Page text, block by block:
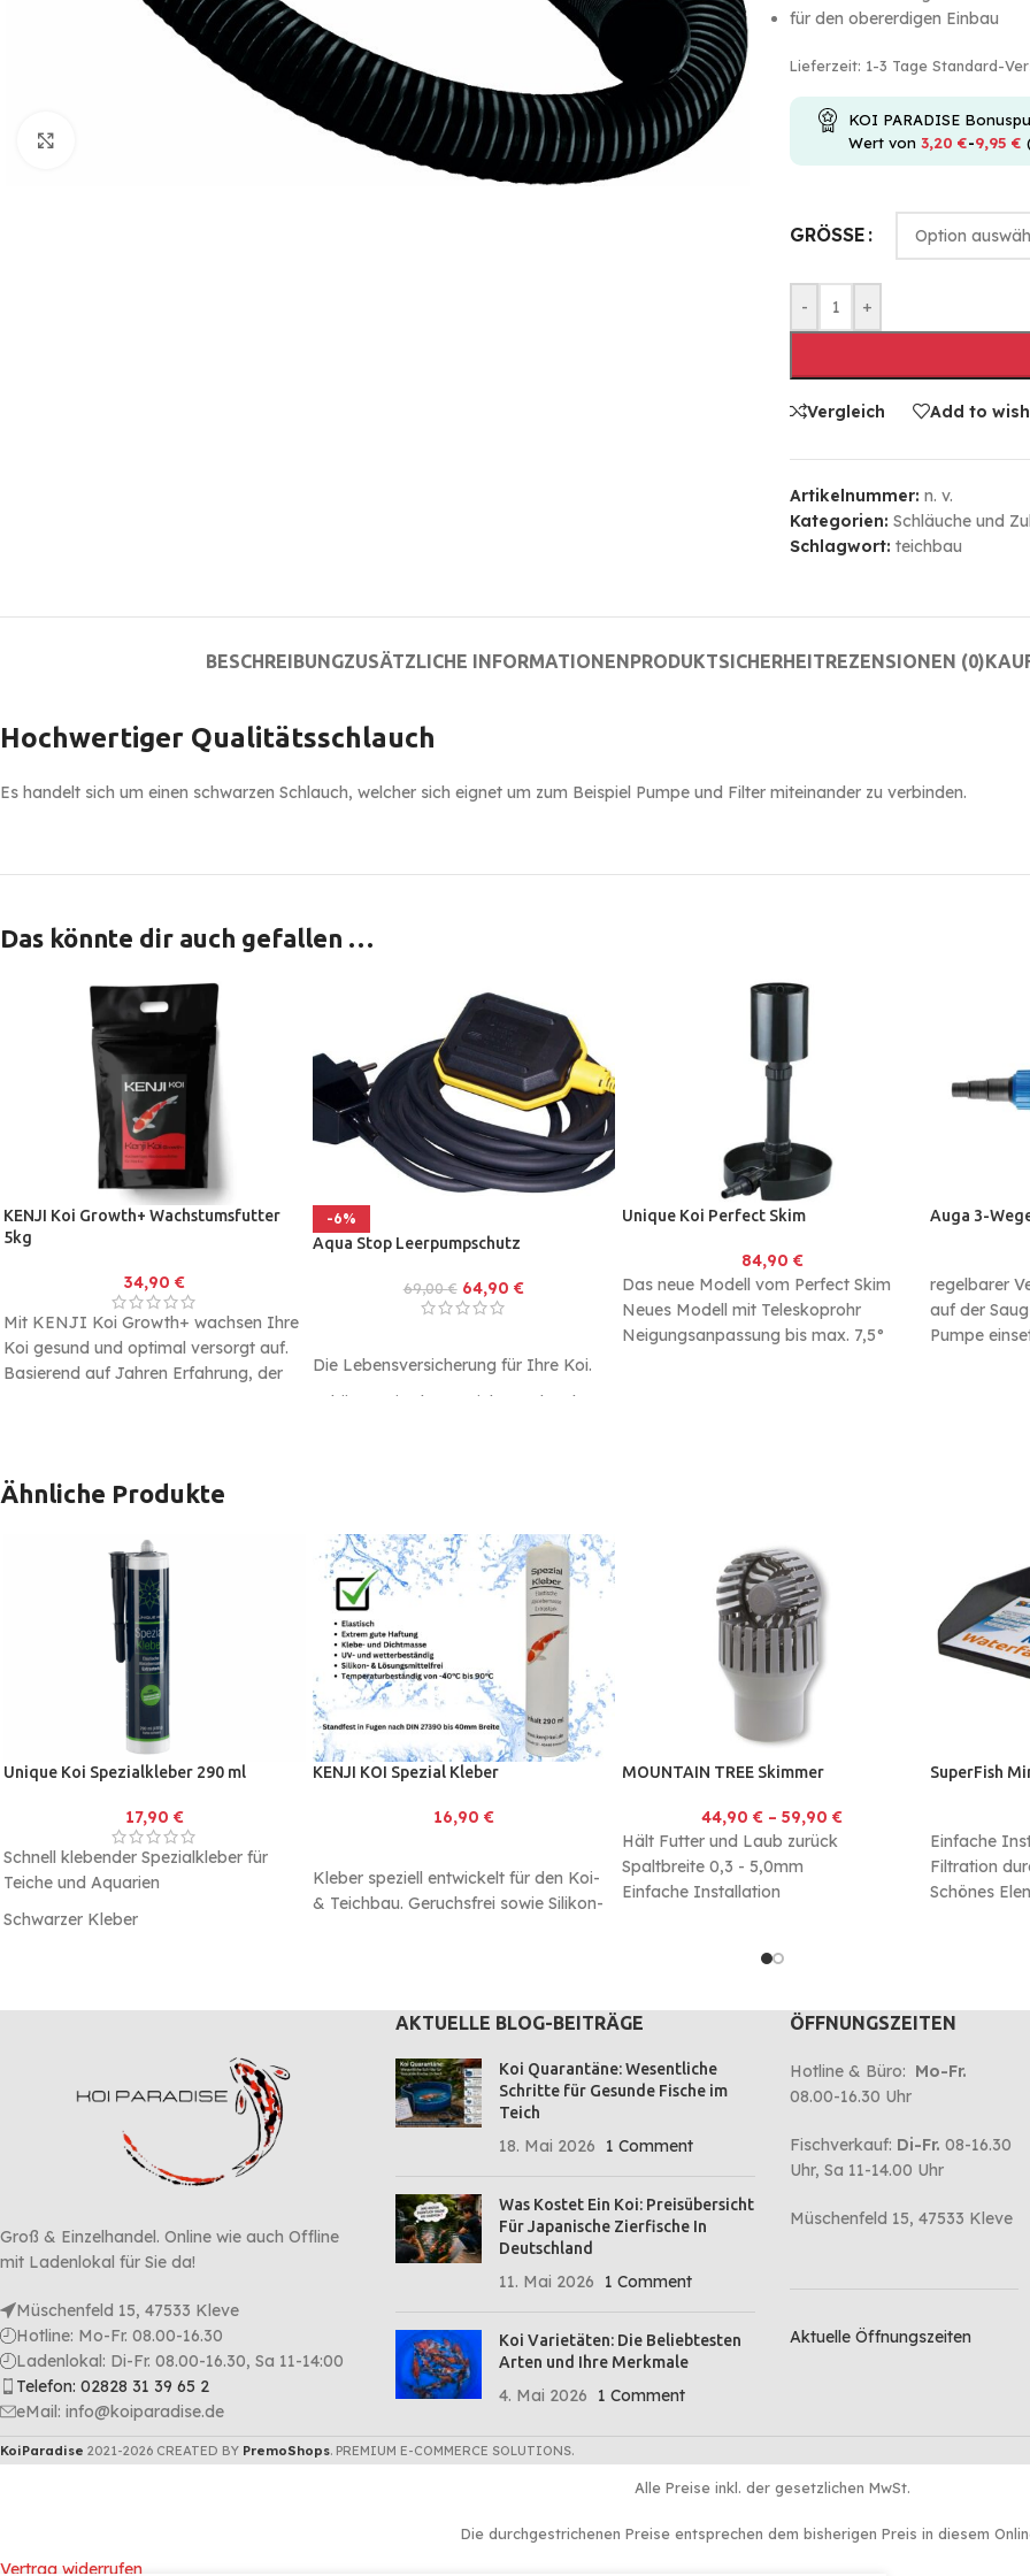
für den obererdigen Einbau
Lieferzeit: 1-3 Tage Standard-
KOI PARADISE
Wert von 3,20 €-9,95 €
GRÖSSE
- +
Vergleich Add to
Artikelnummer: n. v.
Kategorien: Schläuche und
Schlagwort: teichbau
BESCHREIBUNGZUSÄTZLICHE INFORMATIONENPRODUKTSICHERHEITREZENSIONEN (0)
Hochwertiger Qualitätsschlauch
Es handelt sich um einen schwarzen Schlauch, welcher sich eignet um zum Beispiel Pumpe und Filter miteinander zu verbinden.
Das könnte dir auch gefallen …
KENJI Koi Growth+ Wachstumsfutter
5kg
34,90 €
Mit KENJI Koi Growth+ wachsen Ihre
Koi gesund und optimal versorgt auf.
Basierend auf Jahren Erfahrung, der
Es handelt sich um ein Komplettfutter
ausgewogenes
Protein-/Energie-Verhältnis zu
fördern, dies sorgt neben einem
optimalen Wachstum auch für eine
optimale Muskelbildung des
-6%
Aqua Stop Leerpumpschutz
69,00€ 64,90 €
Die Lebensversicherung für Ihre Koi.
Schützen Sie Ihren Teich vor dem leer
Unique Koi Perfect Skim
84,90 €
Das neue Modell vom Perfect Skim
Neues Modell mit Teleskoprohr
Neigungsanpassung bis max. 7,5°
Auga 3-
regelbarer
auf der
Pumpe
Ähnliche Produkte
Unique Koi Spezialkleber 290 ml
17,90 €
Schnell klebender Spezialkleber für
Teiche und Aquarien
Schwarzer Kleber
Handelsübliche "Silikonpresse".
KENJI KOI Spezial Kleber
16,90 €
Kleber speziell entwickelt für den Koi-
& Teichbau. Geruchsfrei sowie Silikon-
MOUNTAIN TREE Skimmer
44,90€ –59,90€
Hält Futter und Laub zurück
Spaltbreite 0,3 - 5,0mm
Einfache Installation
SuperFish
Einfache
Filtration
Schönes
Groß & Einzelhandel. Online wie auch Offline
mit Ladenlokal für Sie da!
Müschenfeld 15, 47533 Kleve
Hotline: Mo-Fr. 08.00-16.30
Ladenlokal: Di-Fr. 08.00-16.30, Sa 11-14:00
Telefon: 02828 31 39 65 2
eMail: info@koiparadise.de
AKTUELLE BLOG-BEITRÄGE
Koi Quarantäne: Wesentliche
Schritte für Gesunde Fische im
Teich
18. Mai 2026 1 Comment
Was Kostet Ein Koi: Preisübersicht
Für Japanische Zierfische In
Deutschland
11. Mai 2026 1 Comment
Koi Varietäten: Die Beliebtesten
Arten und Ihre Merkmale
4. Mai 2026 1 Comment
ÖFFNUNGSZEITEN
Hotline & Büro: Mo-Fr.
08.00-16.30 Uhr
Fischverkauf: Di-Fr. 08-16.30
Uhr, Sa 11-14.00 Uhr
Müschenfeld 15, 47533 Kleve
Aktuelle Öffnungszeiten
KoiParadise 2021-2026 CREATED BY PremoShops. PREMIUM E-COMMERCE SOLUTIONS.
Alle Preise inkl. der gesetzlichen MwSt.
Die durchgestrichenen Preise entsprechen dem bisherigen Preis in diesem
Vertrag widerrufen